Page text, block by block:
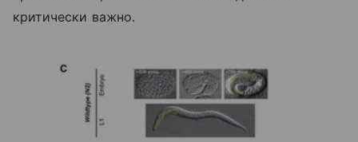
критически важно.